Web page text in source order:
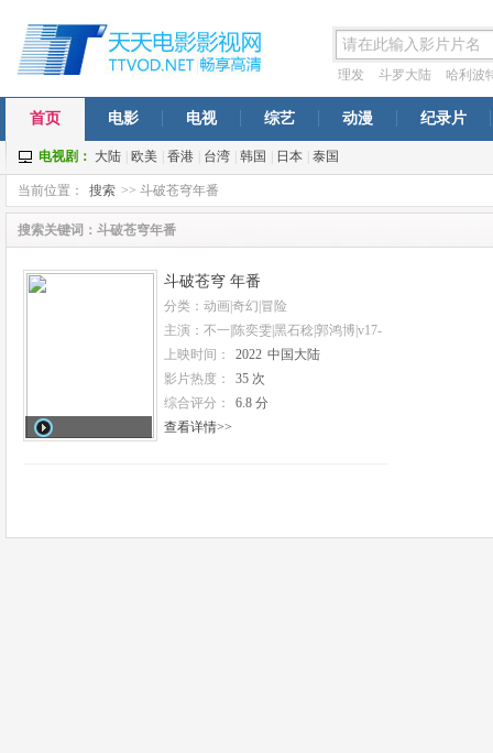
理发 斗罗大陆
哈利波
穹年番
一念永恒 西虹
首页 电影 电视 综艺 动漫 纪录片
电视剧： 大陆 欧美 香港 台湾 韩国 日本 泰国
当前位置： 搜索 >> 斗破苍穹年番
搜索关键词：斗破苍穹年番
斗破苍穹 年番
分类：动画|奇幻|冒险
主演：不一|陈奕雯|黑石稔|郭鸿博|v17-
富贵|王宇航|赵洋
上映时间： 2022 中国大陆
影片热度：
35 次
综合评分：
6.8 分
查看详情>>